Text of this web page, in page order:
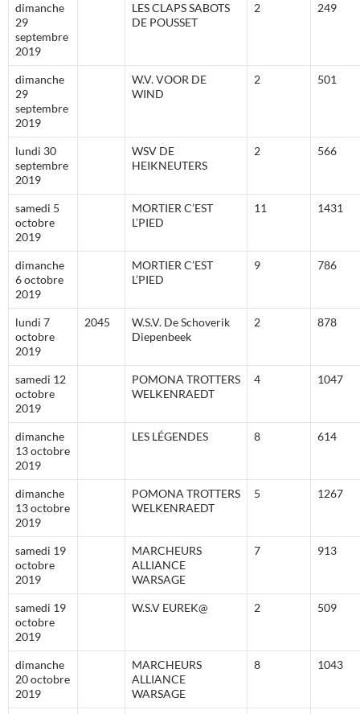
dimanche
29
septembre
2019
LES CLAPS SABOTS
DE POUSSET
2 249
dimanche
29
septembre
2019
W.V. VOOR DE
WIND
2 501
lundi 30
septembre
2019
WSV DE
HEIKNEUTERS
2 566
samedi 5
octobre
2019
MORTIER C’EST
L’PIED
11 1431
dimanche
6 octobre
2019
MORTIER C’EST
L’PIED
9 786
lundi 7
octobre
2019
2045
W.S.V. De Schoverik
Diepenbeek
2 878
samedi 12
octobre
2019
POMONA TROTTERS
WELKENRAEDT
4 1047
dimanche
13 octobre
2019
LES LÉGENDES 8 614
dimanche
13 octobre
2019
POMONA TROTTERS
WELKENRAEDT
5 1267
samedi 19
octobre
2019
MARCHEURS
ALLIANCE
WARSAGE
7 913
samedi 19
octobre
2019
W.S.V EUREK@ 2 509
dimanche
20 octobre
2019
MARCHEURS
ALLIANCE
WARSAGE
8 1043